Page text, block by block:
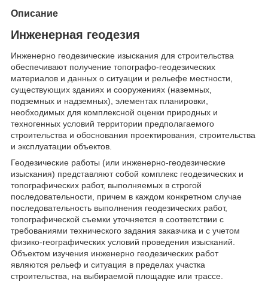
Описание
Инженерная геодезия
Инженерно геодезические изыскания для строительства
обеспечивают получение топографо-геодезических
материалов и данных о ситуации и рельефе местности,
существующих зданиях и сооружениях (наземных,
подземных и надземных), элементах планировки,
необходимых для комплексной оценки природных и
техногенных условий территории предполагаемого
строительства и обоснования проектирования, строительства
и эксплуатации объектов.
Геодезические работы (или инженерно-геодезические
изыскания) представляют собой комплекс геодезических и
топографических работ, выполняемых в строгой
последовательности, причем в каждом конкретном случае
последовательность выполнения геодезических работ,
топографической съемки уточняется в соответствии с
требованиями технического задания заказчика и с учетом
физико-географических условий проведения изысканий.
Объектом изучения инженерно геодезических работ
являются рельеф и ситуация в пределах участка
строительства, на выбираемой площадке или трассе.